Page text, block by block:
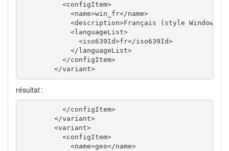
<configItem>
<name>win_fr</name>
<description>Français (style Windows)
<languageList>
<iso639Id>fr</iso639Id>
</languageList>
</configItem>
</variant>
résultat :
</configItem>
</variant>
<variant>
<configItem>
<name>geo</name>